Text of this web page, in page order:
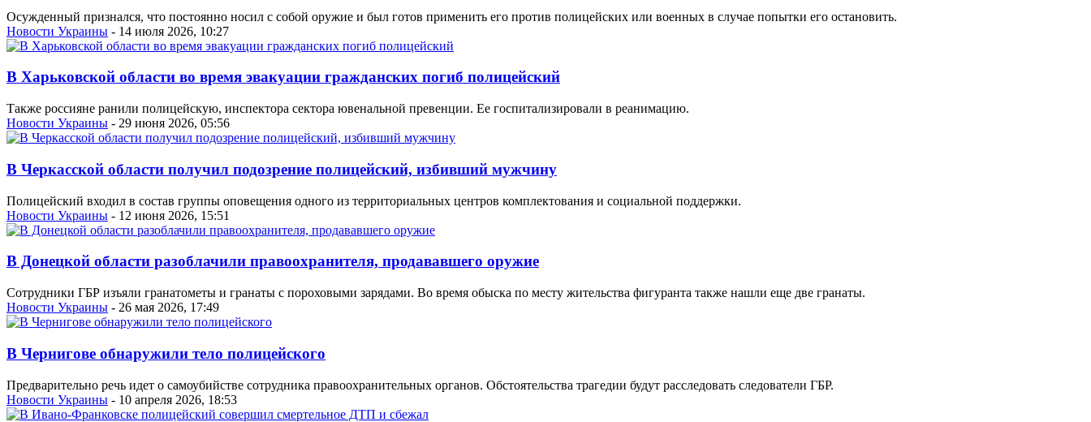
Осужденный признался, что постоянно носил с собой оружие и был готов применить его против полицейских или военных в случае попытки его остановить.
Новости Украины - 14 июля 2026, 10:27
В Харьковской области во время эвакуации гражданских погиб полицейский
Также россияне ранили полицейскую, инспектора сектора ювенальной превенции. Ее госпитализировали в реанимацию.
Новости Украины - 29 июня 2026, 05:56
В Черкасской области получил подозрение полицейский, избивший мужчину
Полицейский входил в состав группы оповещения одного из территориальных центров комплектования и социальной поддержки.
Новости Украины - 12 июня 2026, 15:51
В Донецкой области разоблачили правоохранителя, продававшего оружие
Сотрудники ГБР изъяли гранатометы и гранаты с пороховыми зарядами. Во время обыска по месту жительства фигуранта также нашли еще две гранаты.
Новости Украины - 26 мая 2026, 17:49
В Чернигове обнаружили тело полицейского
Предварительно речь идет о самоубийстве сотрудника правоохранительных органов. Обстоятельства трагедии будут расследовать следователи ГБР.
Новости Украины - 10 апреля 2026, 18:53